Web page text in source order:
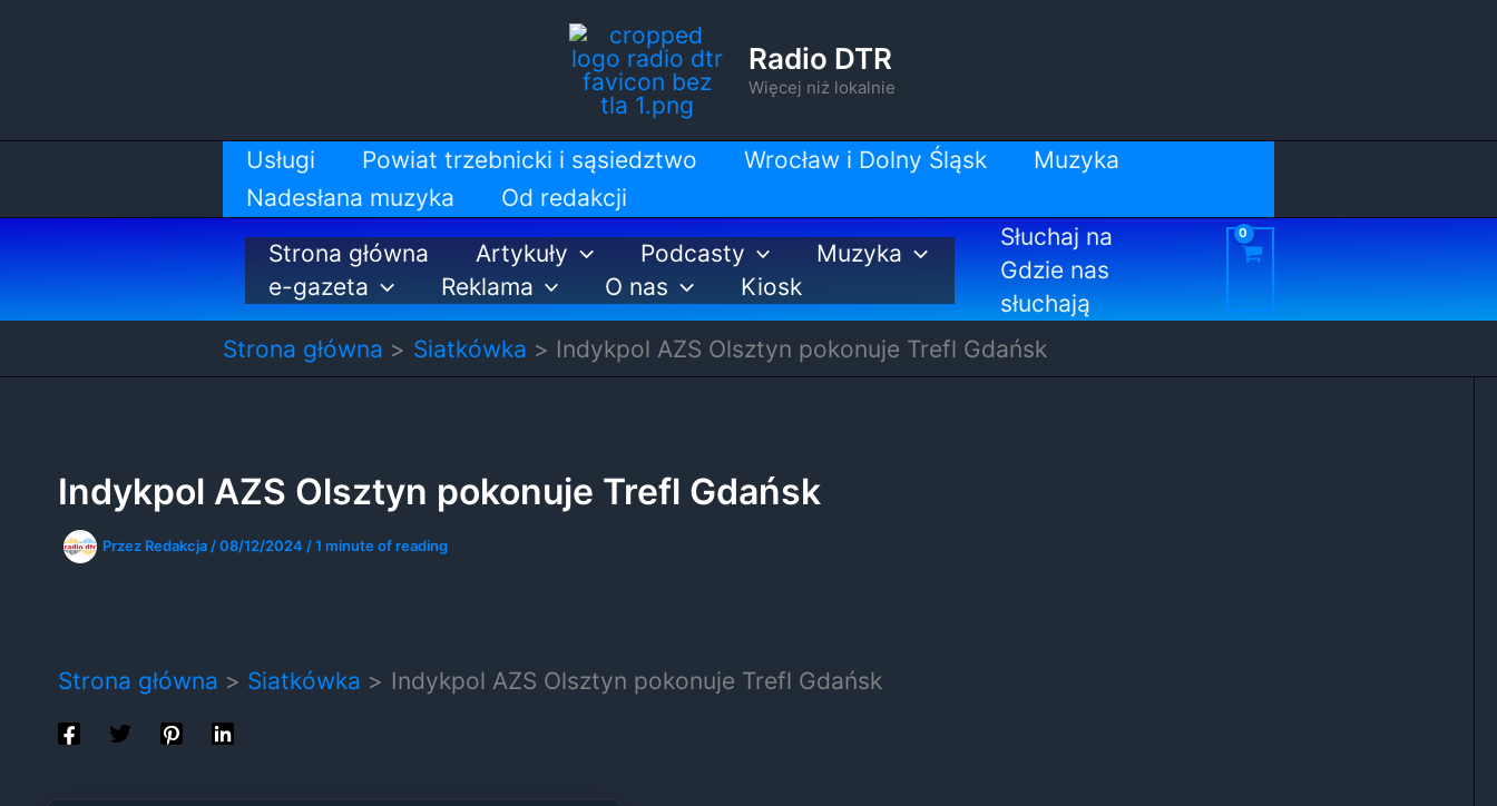
Radio DTR
Więcej niż lokalnie
Usługi Powiat trzebnicki i sąsiedztwo Wrocław i Dolny Śląsk
Muzyka
Nadesłana muzyka
Od redakcji
Strona główna
Artykuły Podcasty
Muzyka
e-gazeta
Reklama O nas Kiosk
Słuchaj na
Gdzie nas
słuchają
Strona główna
Siatkówka Indykpol AZS Olsztyn pokonuje Trefl Gdańsk
Indykpol AZS Olsztyn pokonuje Trefl Gdańsk
Przez Redakcja /08/12/2024 /1 minute of reading
Strona główna Siatkówka Indykpol AZS Olsztyn pokonuje Trefl Gdańsk